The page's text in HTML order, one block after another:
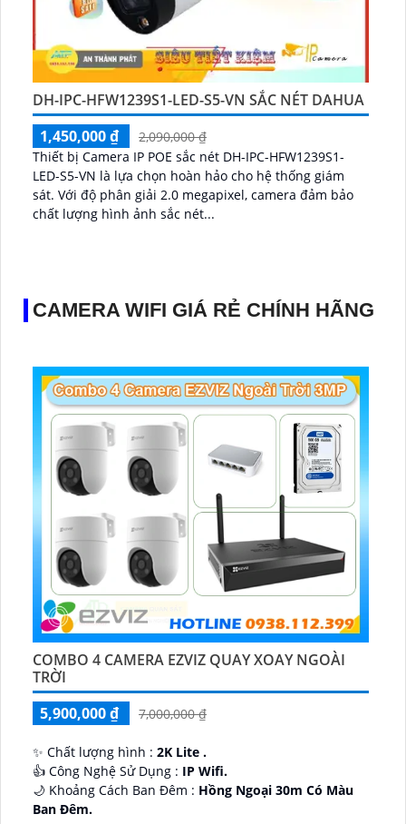
DH-IPC-HFW1239S1-LED-S5-VN SẮC NÉT DAHUA
1,450,000 ₫
2,090,000 ₫
Thiết bị Camera IP POE sắc nét DH-IPC-HFW1239S1-
LED-S5-VN là lựa chọn hoàn hảo cho hệ thống giám
sát. Với độ phân giải 2.0 megapixel, camera đảm bảo
chất lượng hình ảnh sắc nét...
CAMERA WIFI GIÁ RẺ CHÍNH HÃNG
COMBO 4 CAMERA EZVIZ QUAY XOAY NGOÀI
TRỜI
5,900,000 ₫
7,000,000 ₫
✨ Chất lượng hình : 2K Lite .
👍 Công Nghệ Sử Dụng : IP Wifi.
🌙 Khoảng Cách Ban Đêm : Hồng Ngoại 30m Có Màu
Ban Ðêm.